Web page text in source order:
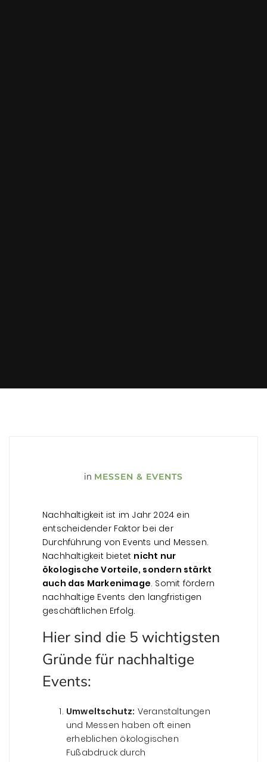
in MESSEN & EVENTS
Nachhaltigkeit ist im Jahr 2024 ein
entscheidender Faktor bei der
Durchführung von Events und Messen.
Nachhaltigkeit bietet nicht nur
ökologische Vorteile, sondern stärkt
auch das Markenimage. Somit fördern
nachhaltige Events den langfristigen
geschäftlichen Erfolg.
Hier sind die 5 wichtigsten
Gründe für nachhaltige
Events:
Umweltschutz: Veranstaltungen
und Messen haben oft einen
erheblichen ökologischen
Fußabdruck durch